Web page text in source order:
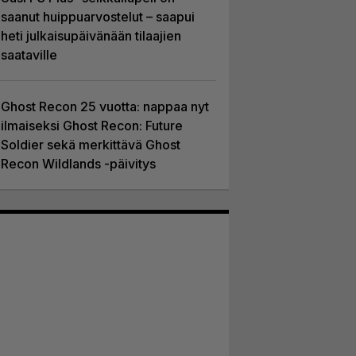
saanut huippuarvostelut – saapui
heti julkaisupäivänään tilaajien
saataville
Ghost Recon 25 vuotta: nappaa nyt
ilmaiseksi Ghost Recon: Future
Soldier sekä merkittävä Ghost
Recon Wildlands -päivitys